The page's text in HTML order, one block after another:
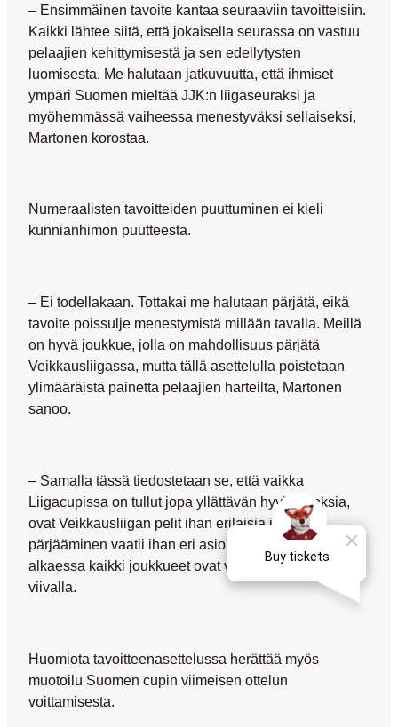
– Ensimmäinen tavoite kantaa seuraaviin tavoitteisiin.
Kaikki lähtee siitä, että jokaisella seurassa on vastuu
pelaajien kehittymisestä ja sen edellytysten
luomisesta. Me halutaan jatkuvuutta, että ihmiset
ympäri Suomen mieltää JJK:n liigaseuraksi ja
myöhemmässä vaiheessa menestyväksi sellaiseksi,
Martonen korostaa.
Numeraalisten tavoitteiden puuttuminen ei kieli
kunnianhimon puutteesta.
– Ei todellakaan. Tottakai me halutaan pärjätä, eikä
tavoite poissulje menestymistä millään tavalla. Meillä
on hyvä joukkue, jolla on mahdollisuus pärjätä
Veikkausliigassa, mutta tällä asettelulla poistetaan
ylimääräistä painetta pelaajien harteilta, Martonen
sanoo.
– Samalla tässä tiedostetaan se, että vaikka
Liigacupissa on tullut jopa yllättävän hyviä tuloksia,
ovat Veikkausliigan pelit ihan erilaisia ja niissä
pärjääminen vaatii ihan eri asioita. Liigakauden
alkaessa kaikki joukkueet ovat valmiita ja samalla
viivalla.
Huomiota tavoitteenasettelussa herättää myös
muotoilu Suomen cupin viimeisen ottelun
voittamisesta.